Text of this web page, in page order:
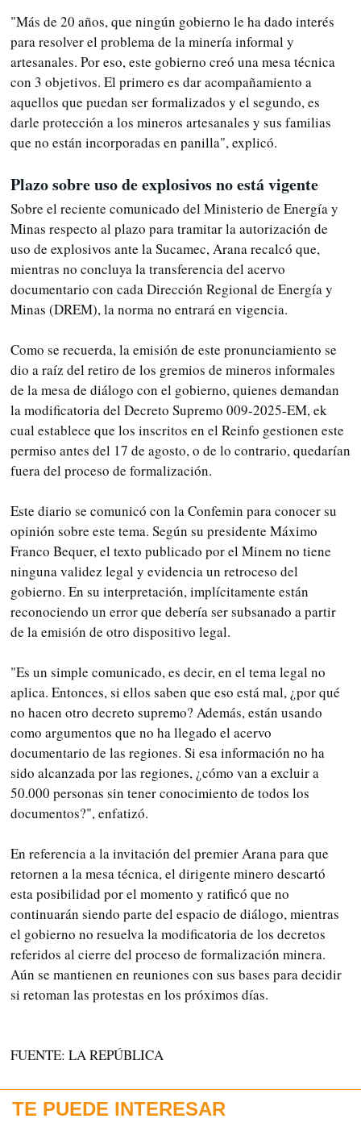
"Más de 20 años, que ningún gobierno le ha dado interés
para resolver el problema de la minería informal y
artesanales. Por eso, este gobierno creó una mesa técnica
con 3 objetivos. El primero es dar acompañamiento a
aquellos que puedan ser formalizados y el segundo, es
darle protección a los mineros artesanales y sus familias
que no están incorporadas en panilla", explicó.
Plazo sobre uso de explosivos no está vigente
Sobre el reciente comunicado del Ministerio de Energía y
Minas respecto al plazo para tramitar la autorización de
uso de explosivos ante la Sucamec, Arana recalcó que,
mientras no concluya la transferencia del acervo
documentario con cada Dirección Regional de Energía y
Minas (DREM), la norma no entrará en vigencia.
Como se recuerda, la emisión de este pronunciamiento se
dio a raíz del retiro de los gremios de mineros informales
de la mesa de diálogo con el gobierno, quienes demandan
la modificatoria del Decreto Supremo 009-2025-EM, ek
cual establece que los inscritos en el Reinfo gestionen este
permiso antes del 17 de agosto, o de lo contrario, quedarían
fuera del proceso de formalización.
Este diario se comunicó con la Confemin para conocer su
opinión sobre este tema. Según su presidente Máximo
Franco Bequer, el texto publicado por el Minem no tiene
ninguna validez legal y evidencia un retroceso del
gobierno. En su interpretación, implícitamente están
reconociendo un error que debería ser subsanado a partir
de la emisión de otro dispositivo legal.
"Es un simple comunicado, es decir, en el tema legal no
aplica. Entonces, si ellos saben que eso está mal, ¿por qué
no hacen otro decreto supremo? Además, están usando
como argumentos que no ha llegado el acervo
documentario de las regiones. Si esa información no ha
sido alcanzada por las regiones, ¿cómo van a excluir a
50.000 personas sin tener conocimiento de todos los
documentos?", enfatizó.
En referencia a la invitación del premier Arana para que
retornen a la mesa técnica, el dirigente minero descartó
esta posibilidad por el momento y ratificó que no
continuarán siendo parte del espacio de diálogo, mientras
el gobierno no resuelva la modificatoria de los decretos
referidos al cierre del proceso de formalización minera.
Aún se mantienen en reuniones con sus bases para decidir
si retoman las protestas en los próximos días.
FUENTE: LA REPÚBLICA
TE PUEDE INTERESAR